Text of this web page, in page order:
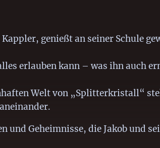
genießt an seiner Schule
erlauben kann – was ihn auch
Welt von „Splitterkristall“
und Geheimnisse, die Jakob und